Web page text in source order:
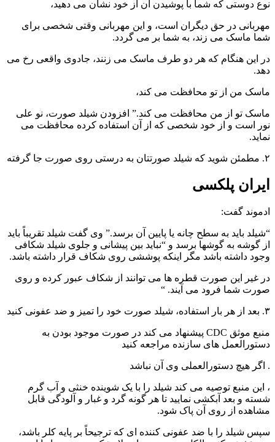
نوع دوستی که شما با پوشیدن آن از خود نشان می دهید،
مهربانی در حق دیگران است، و این مهربانی وقتی شخصی برای
شما ماسک می زند، به شما بر می گردد.
در این هنگام که هر دو طرف ماسک می زنند، جادوی واقعی رخ می
دهد.
ماسک من از تو محافظت می کند،
ماسک تو از من محافظت می کند.” افزودن شیلد صورت، نو علی
نور است و از خود شخصی که از آن استفاده کرده محافظت می
نماید.
۲. مطمئن شوید که شیلد صورتتان به درستی روی صورت جا گرفته
ایران پلکسی
ادموند گفت:
“شیلد باید به سطح چانه یا پایین آن برسد.” وی گفت شیلد تقریباً باید
از گوشه به گوشها برسد و “نباید بین پیشانی و جلوی شیلد شکافی
وجود داشته باشد مگر اینکه پوششی روی شکاف قرار داشته باشد.
در غیر این صورت قطره ها می توانند از شکاف عبور کرده و روی
صورت شما فرود می آیند. “
۳. بعد از هر بار استفاده، شیلد صورت خود را تمیز و ضد عفونی کنید
منبع موثق CDC پیشنهاد می کند در صورت موجود بودن به
دستورالعمل های سازنده مراجعه کنید
. اگر هیچ دستورالعملی وی آن نباشد
، این منبع توصیه می کند شیلد را با یک شوینده خنثی و آب گرم
شسته و بعد آبکشی نمایید تا هر گونه گرد و غبار و آلودگی قابل
مشاهده از روی آن پاک شود.
سپس شیلد را با ضد عفونی کننده ای که ترجیحاً بر پایه کلر باشد،